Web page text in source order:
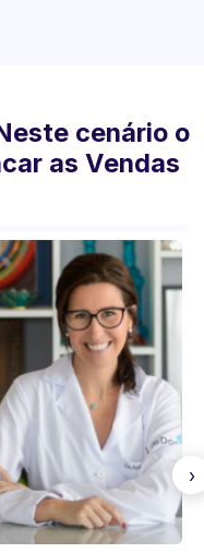
cenário o
as Vendas
›